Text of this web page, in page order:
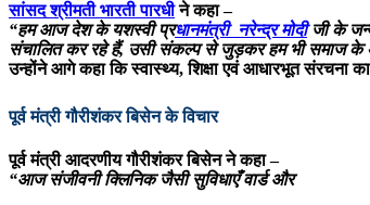
सांसद श्रीमती भारती पारधीने कहा –
“हम आज देश के यशस्वी प्रधानमंत्री नरेन्द्र मोदीजी के
संचालित कर रहे हैं, उसी संकल्प से जुड़कर हम भी समाज के
उन्होंने आगे कहा कि स्वास्थ्य, शिक्षा एवं आधारभूत संरचना
पूर्व मंत्री गौरीशंकर बिसेन के विचार
पूर्व मंत्री आदरणीय गौरीशंकर बिसेन ने कहा –
“आज संजीवनी क्लिनिक जैसी सुविधाएँ वार्ड और